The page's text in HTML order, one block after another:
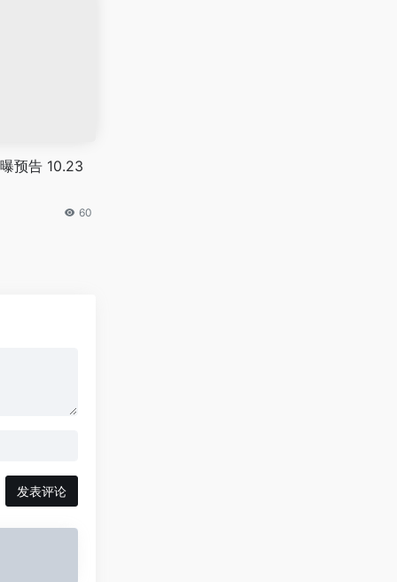
预告 10.23
60
发表评论